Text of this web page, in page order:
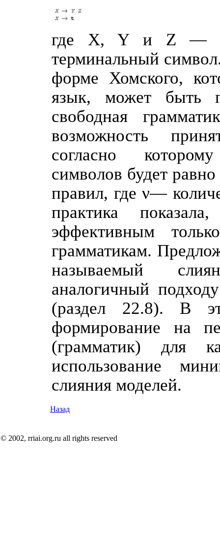
где X, Y и Z —
терминальный
форме Хомского,
язык, может быть
свободная
возможность
согласно
символов будет
правил, где ν—
практика
эффективным
грамматикам.
называемый
аналогичный
(раздел 22.8). В
формирование на
(грамматик) для
использование
слияния моделей.
Назад
© 2002, rriai.org.ru all rights reserved